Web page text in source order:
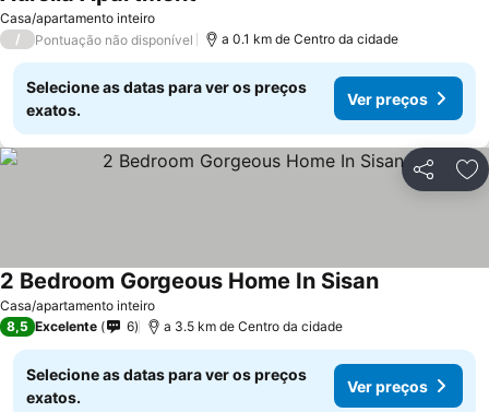
Casa/apartamento inteiro
/ Pontuação não disponível a 0.1 km de Centro da cidade
Selecione as datas para ver os preços
exatos.
Ver preços
Partilhar
Casa/apartamento inteiro
2 Bedroom Gorgeous Home In Sisan
8,5 Excelente 6 a 3.5 km de Centro da cidade
Selecione as datas para ver os preços
exatos.
Ver preços